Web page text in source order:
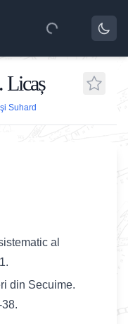
Licaș
Suhard
al
din Secuime.